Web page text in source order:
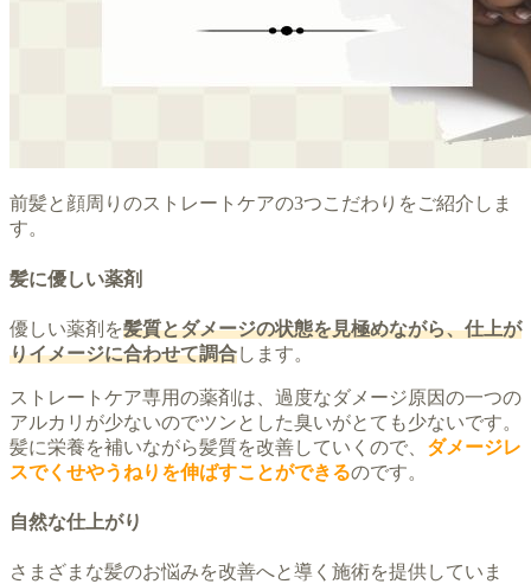
前髪と顔周りのストレートケアの3つこだわりをご紹介しま
す。
髪に優しい薬剤
優しい薬剤を髪質とダメージの状態を見極めながら、仕上が
りイメージに合わせて調合します。
ストレートケア専用の薬剤は、過度なダメージ原因の一つの
アルカリが少ないのでツンとした臭いがとても少ないです。
髪に栄養を補いながら髪質を改善していくので、 ダメージレ
スでくせやうねりを伸ばすことができるのです。
自然な仕上がり
さまざまな髪のお悩みを改善へと導く施術を提供していま